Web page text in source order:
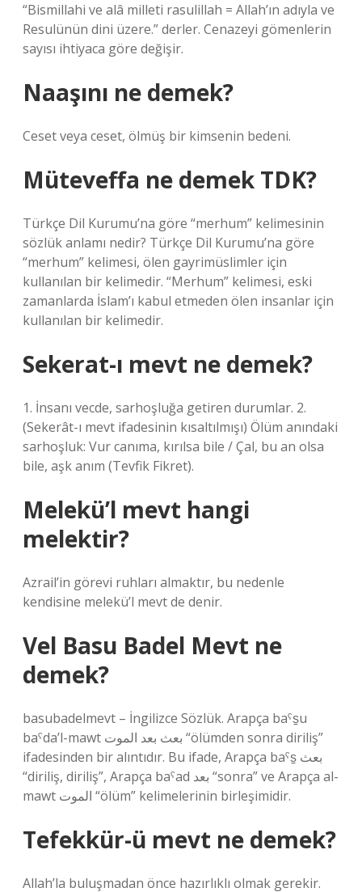
“Bismillahi ve alâ milleti rasulillah = Allah’ın adıyla ve
Resulünün dini üzere.” derler. Cenazeyi gömenlerin
sayısı ihtiyaca göre değişir.
Naaşını ne demek?
Ceset veya ceset, ölmüş bir kimsenin bedeni.
Müteveffa ne demek TDK?
Türkçe Dil Kurumu’na göre “merhum” kelimesinin
sözlük anlamı nedir? Türkçe Dil Kurumu’na göre
“merhum” kelimesi, ölen gayrimüslimler için
kullanılan bir kelimedir. “Merhum” kelimesi, eski
zamanlarda İslam’ı kabul etmeden ölen insanlar için
kullanılan bir kelimedir.
Sekerat-ı mevt ne demek?
1. İnsanı vecde, sarhoşluğa getiren durumlar. 2.
(Sekerât-ı mevt ifadesinin kısaltılmışı) Ölüm anındaki
sarhoşluk: Vur canıma, kırılsa bile / Çal, bu an olsa
bile, aşk anım (Tevfik Fikret).
Melekü’l mevt hangi
melektir?
Azrail’in görevi ruhları almaktır, bu nedenle
kendisine melekü’l mevt de denir.
Vel Basu Badel Mevt ne
demek?
basubadelmevt – İngilizce Sözlük. Arapça baˁs̠u
baˁda’l-mawt بعث بعد الموت “ölümden sonra diriliş”
ifadesinden bir alıntıdır. Bu ifade, Arapça baˁs̠ بعث
“diriliş, diriliş”, Arapça baˁad بعد “sonra” ve Arapça al-
mawt الموت “ölüm” kelimelerinin birleşimidir.
Tefekkür-ü mevt ne demek?
Allah’la buluşmadan önce hazırlıklı olmak gerekir.